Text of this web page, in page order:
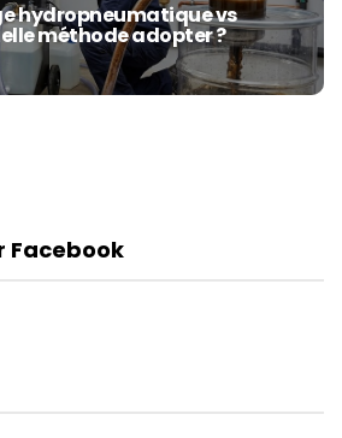
hydropneumatique vs
méthode adopter ?
Facebook